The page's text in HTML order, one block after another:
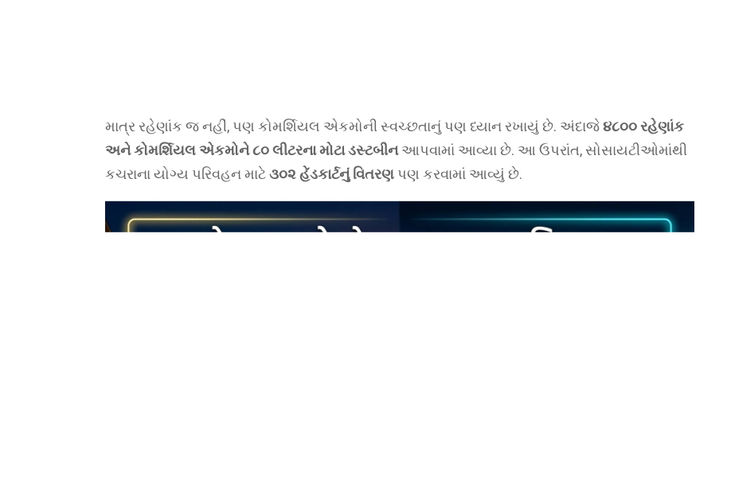
માત્ર રહેણાંક જ નહીં, પણ કોમર્શિયલ એકમોની સ્વચ્છતાનું પણ ધ્યાન રખાયું છે. અંદાજે૪૮૦૦ રહેણાંક
અને કોમર્શિયલ એકમોને ૮૦ લીટરના મોટા ડસ્ટબીનઆપવામાં આવ્યા છે. આ ઉપરાંત, સોસાયટીઓમાંથી
કચરાના યોગ્ય પરિવહન માટે૩૦૨ હેંડકાર્ટનું વિતરણ પણ કરવામાં આવ્યું છે.